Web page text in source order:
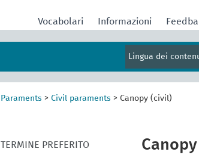
Vocabolari Informazioni
Lingua dei
Paraments > Civil paraments > Canopy (civil)
TERMINE PREFERITO